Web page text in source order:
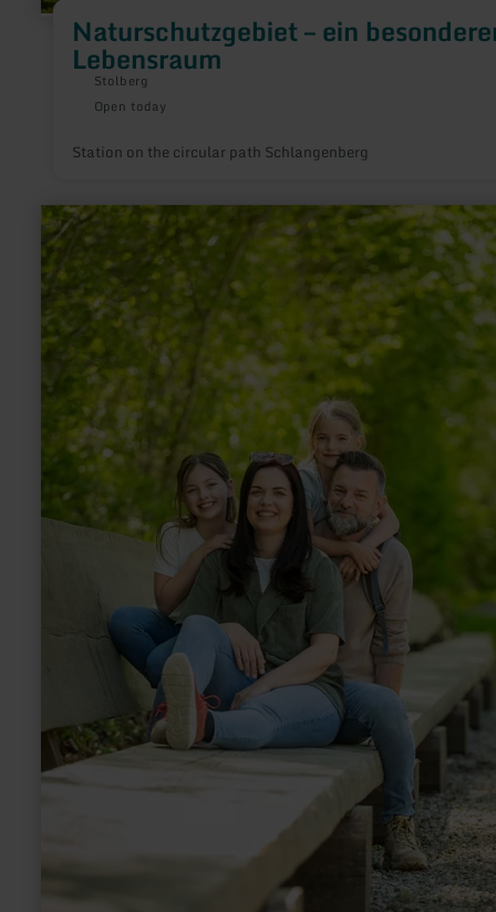
Naturschutzgebiet – ein
Lebensraum
Stolberg
Open today
Station on the circular path Schlangenberg
learn
more
about:
bin
sprechende
Hasselbach